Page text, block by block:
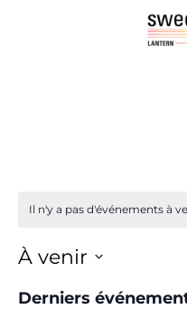
Il n'y a pas d'événements à
À venir
la
Derniers